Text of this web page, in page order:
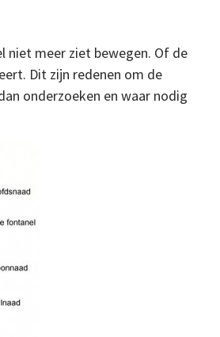
niet meer ziet bewegen. Of de
Dit zijn redenen om de
onderzoeken en waar nodig